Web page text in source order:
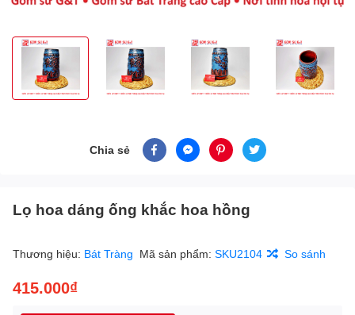
Chia sẻ
Lọ hoa dáng ống khắc hoa hồng
Thương hiệu: Bát Tràng Mã sản phẩm: SKU2104 So sánh
415.000₫